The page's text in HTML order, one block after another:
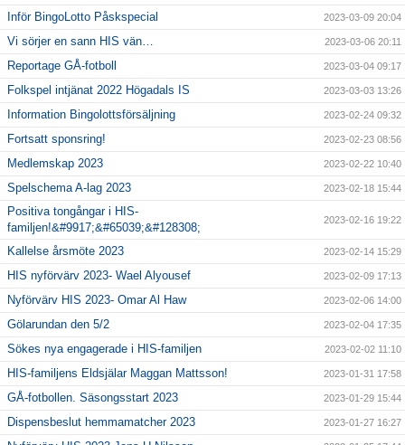
Inför BingoLotto Påskspecial 2023-03-09 20:04
Vi sörjer en sann HIS vän… 2023-03-06 20:11
Reportage GÅ-fotboll 2023-03-04 09:17
Folkspel intjänat 2022 Högadals IS 2023-03-03 13:26
Information Bingolottsförsäljning 2023-02-24 09:32
Fortsatt sponsring! 2023-02-23 08:56
Medlemskap 2023 2023-02-22 10:40
Spelschema A-lag 2023 2023-02-18 15:44
Positiva tongångar i HIS-
familjen!&#9917;&#65039;&#128308;
2023-02-16 19:22
Kallelse årsmöte 2023 2023-02-14 15:29
HIS nyförvärv 2023- Wael Alyousef 2023-02-09 17:13
Nyförvärv HIS 2023- Omar Al Haw 2023-02-06 14:00
Gölarundan den 5/2 2023-02-04 17:35
Sökes nya engagerade i HIS-familjen 2023-02-02 11:10
HIS-familjens Eldsjälar Maggan Mattsson! 2023-01-31 17:58
GÅ-fotbollen. Säsongsstart 2023 2023-01-29 15:44
Dispensbeslut hemmamatcher 2023 2023-01-27 16:27